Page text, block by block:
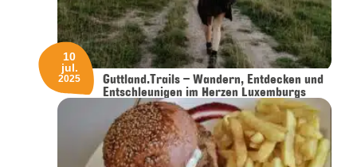
Guttland.Trails – Wandern, Entdecken und
Entschleunigen im Herzen Luxemburgs
10
jul.
2025